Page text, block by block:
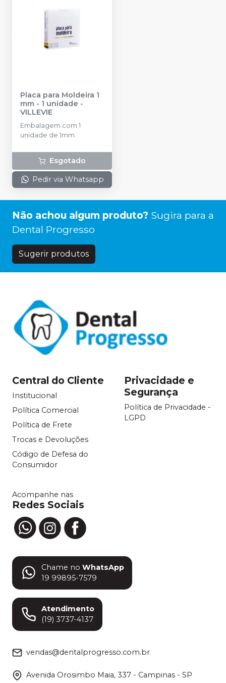
Placa para Moldeira 1
mm - 1 unidade -
VILLEVIE
Embalagem com 1
unidade de 1mm.
Esgotado
Pedir via Whatsapp
Não achou algum produto? Sugira para a
Dental Progresso
Sugerir produtos
Central do Cliente
Institucional
Política Comercial
Política de Frete
Trocas e Devoluções
Código de Defesa do
Consumidor
Privacidade e
Segurança
Política de Privacidade -
LGPD
Acompanhe nas
Redes Sociais
Chame no WhatsApp
19 99895-7579
Atendimento
(19) 3737-4137
vendas@dentalprogresso.com.br
Avenida Orosimbo Maia, 337 - Campinas - SP